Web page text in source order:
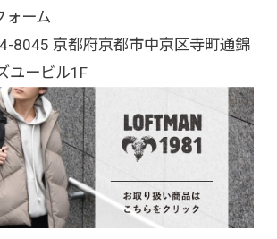
ォーム
8045 京都府京都市中京区寺町通錦
ユービル1F